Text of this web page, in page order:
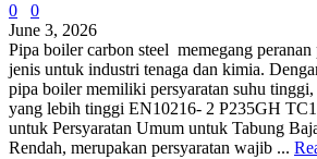
0
0
June 3, 2026
Pipa boiler carbon steel memegang
jenis untuk industri tenaga dan kimia.
pipa boiler memiliki persyaratan suhu tinggi,
yang lebih tinggi EN10216- 2 P235GH
untuk Persyaratan Umum untuk Tabung
Rendah, merupakan persyaratan wajib ...